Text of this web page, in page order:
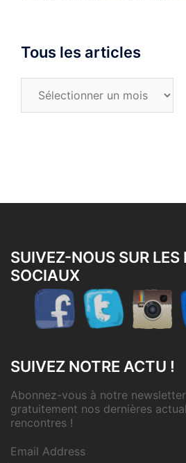
Tous les articles
SUIVEZ-NOUS SUR LES
SOCIAUX
SUIVEZ NOTRE ACTU !
Abonnez-vous à notre
gratuitement nos dernières
rencontres !
Email Address